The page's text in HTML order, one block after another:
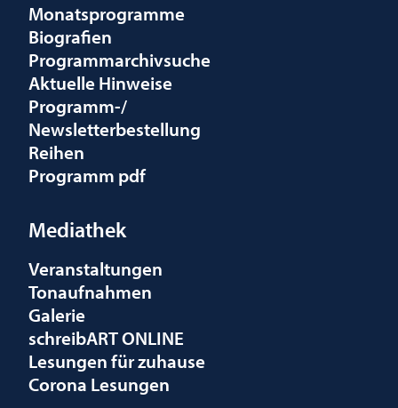
Monatsprogramme
Biografien
Programmarchivsuche
Aktuelle Hinweise
Programm-/
Newsletterbestellung
Reihen
Programm pdf
Mediathek
Veranstaltungen
Tonaufnahmen
Galerie
schreibART ONLINE
Lesungen für zuhause
Corona Lesungen